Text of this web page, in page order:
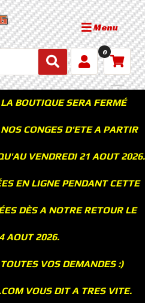
Menu
0
BOUTIQUE SERA FERMÉ
CONGES D'ETE A PARTIR
VENDREDI 21 AOUT 2026.
EN LIGNE PENDANT CETTE
DÈS A NOTRE RETOUR LE
AOUT 2026.
VOS DEMANDES :)
VOUS DIT A TRES VITE.